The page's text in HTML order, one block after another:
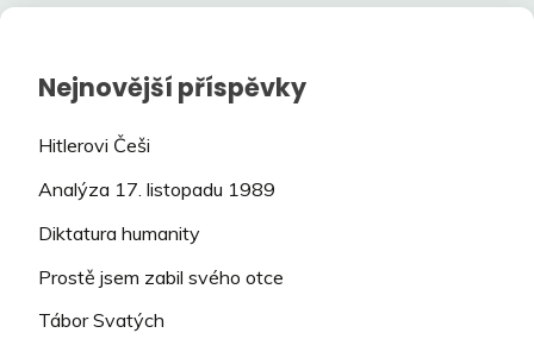
Nejnovější příspěvky
Hitlerovi Češi
Analýza 17. listopadu 1989
Diktatura humanity
Prostě jsem zabil svého otce
Tábor Svatých